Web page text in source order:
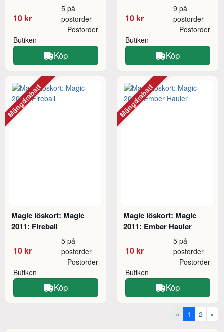
10 kr
5 på
postorder
Butiken
Postorder
Köp
10 kr
9 på
postorder
Butiken
Postorder
Köp
Magic löskort: Magic
2011: Fireball
10 kr
5 på
postorder
Butiken
Postorder
Köp
Mängdrabatt
Magic löskort: Magic
2011: Ember Hauler
10 kr
5 på
postorder
Butiken
Postorder
Köp
Mängdrabatt
« 1 2 »